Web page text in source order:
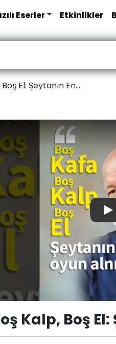
Eserler Etkinlikler
El: Şeytanın En...
Kalp, Boş